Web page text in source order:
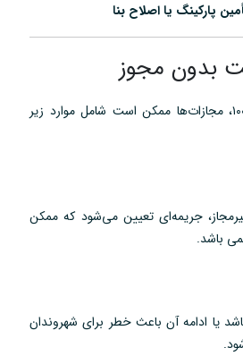
پارکینگ یا اصلاح بنا
مطابق رأی کمیسیون ماده ۱۰۰، مجازات‌ها ممکن است شامل موارد زیر
جریمه‌ای تعیین می‌شود که ممکن
باشد.
یا ادامه آن باعث خطر برای شهروندان